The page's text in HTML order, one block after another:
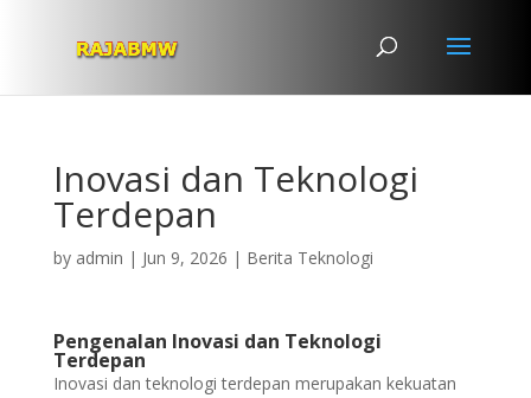
Inovasi dan Teknologi
Terdepan
by admin | Jun 9, 2026 | Berita Teknologi
Pengenalan Inovasi dan Teknologi
Terdepan
Inovasi dan teknologi terdepan merupakan kekuatan